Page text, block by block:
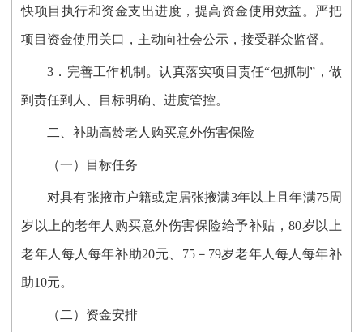
快项目执行和资金支出进度，提高资金使用效益。严把
项目资金使用关口，主动向社会公示，接受群众监督。
3． 完善工作机制。认真落实项目责任“包抓制”，做
到责任到人、目标明确、进度管控。
二、补助高龄老人购买意外伤害保险
（一）目标任务
对具有张掖市户籍或定居张掖满3年以上且年满75周
岁以上的老年人购买意外伤害保险给予补贴，80岁以上
老年人每人每年补助20元、75－79岁老年人每人每年补
助10元。
（二）资金安排